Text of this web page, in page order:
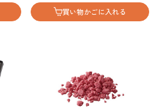
買い物かごに入れる